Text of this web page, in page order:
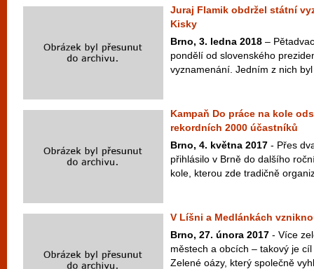
Juraj Flamik obdržel státní
Kisky
Brno, 3. ledna 2018 –
pondělí od slovenského
vyznamenání. Jedním z nich
Kampaň Do práce na kole
rekordních 2000 účastníků
Brno, 4. května 2017 - Přes
přihlásilo v Brně do dalšího
kole, kterou zde tradičně
V Líšni a Medlánkách
Brno, 27. února 2017 - Více
městech a obcích – takový je
Zelené oázy, který společně